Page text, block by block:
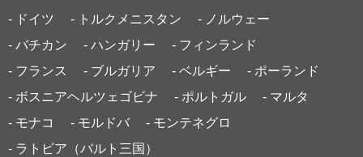
- ドイツ
- トルクメニスタン
- ノルウェー
- バチカン
- ハンガリー
- フィンランド
- フランス
- ブルガリア - ベルギー
- ポーランド
- ボスニアヘルツェゴビナ
- ポルトガル
- マルタ
- モナコ
- モルドバ
- モンテネグロ
- ラトビア（バルト三国）